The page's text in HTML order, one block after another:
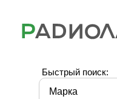
Быстрый поиск: